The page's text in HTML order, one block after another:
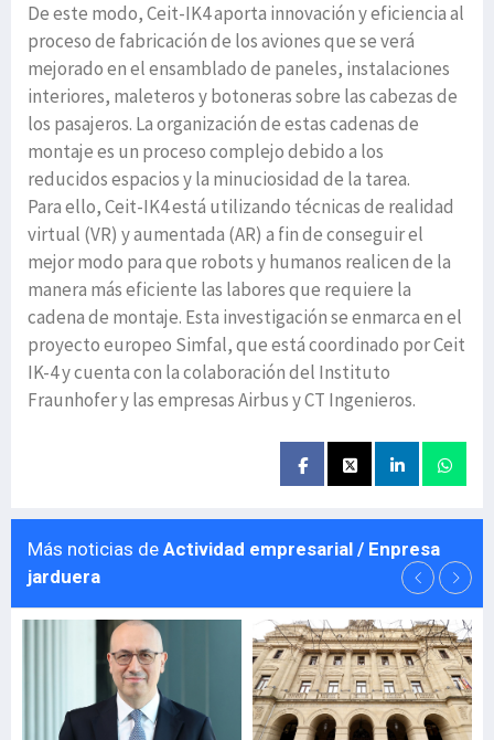
De este modo, Ceit-IK4 aporta innovación y eficiencia al
proceso de fabricación de los aviones que se verá
mejorado en el ensamblado de paneles, instalaciones
interiores, maleteros y botoneras sobre las cabezas de
los pasajeros. La organización de estas cadenas de
montaje es un proceso complejo debido a los
reducidos espacios y la minuciosidad de la tarea.
Para ello, Ceit-IK4 está utilizando técnicas de realidad
virtual (VR) y aumentada (AR) a fin de conseguir el
mejor modo para que robots y humanos realicen de la
manera más eficiente las labores que requiere la
cadena de montaje. Esta investigación se enmarca en el
proyecto europeo Simfal, que está coordinado por Ceit
IK-4 y cuenta con la colaboración del Instituto
Fraunhofer y las empresas Airbus y CT Ingenieros.
Más noticias de Actividad empresarial / Enpresa
jarduera